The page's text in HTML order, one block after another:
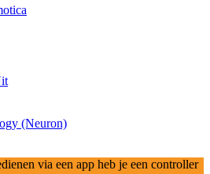
(Neuron)
via een app heb je een controller